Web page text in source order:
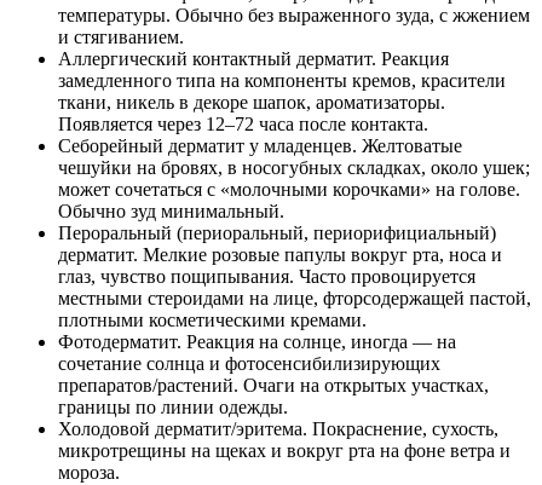
температуры. Обычно без выраженного зуда, с жжением
и стягиванием.
Аллергический контактный дерматит. Реакция
замедленного типа на компоненты кремов, красители
ткани, никель в декоре шапок, ароматизаторы.
Появляется через 12–72 часа после контакта.
Себорейный дерматит у младенцев. Желтоватые
чешуйки на бровях, в носогубных складках, около ушек;
может сочетаться с «молочными корочками» на голове.
Обычно зуд минимальный.
Пероральный (периоральный, периорифициальный)
дерматит. Мелкие розовые папулы вокруг рта, носа и
глаз, чувство пощипывания. Часто провоцируется
местными стероидами на лице, фторсодержащей пастой,
плотными косметическими кремами.
Фотодерматит. Реакция на солнце, иногда — на
сочетание солнца и фотосенсибилизирующих
препаратов/растений. Очаги на открытых участках,
границы по линии одежды.
Холодовой дерматит/эритема. Покраснение, сухость,
микротрещины на щеках и вокруг рта на фоне ветра и
мороза.